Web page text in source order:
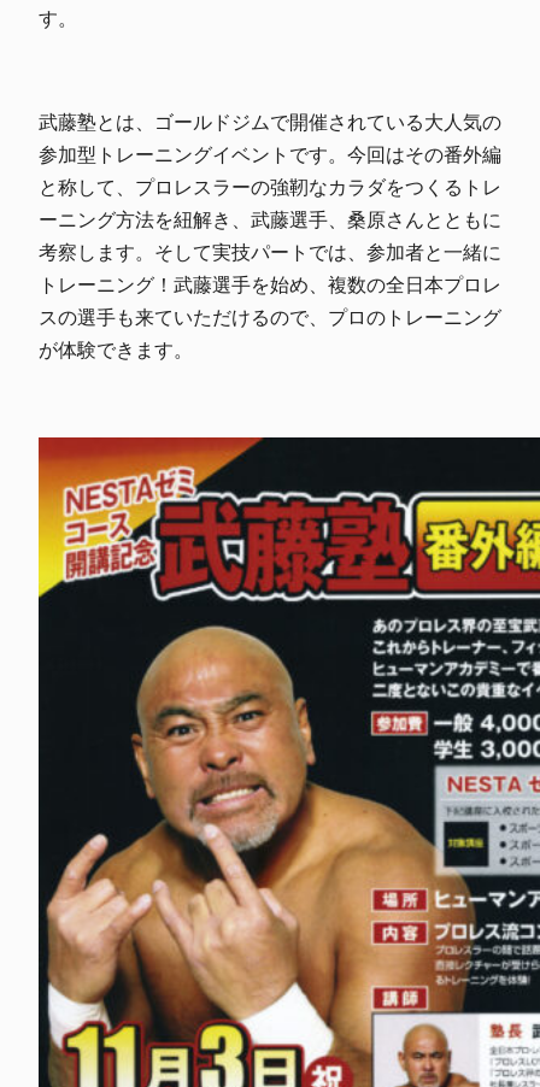
す。
武藤塾とは、ゴールドジムで開催されている大人気の
参加型トレーニングイベントです。今回はその番外編
と称して、プロレスラーの強靭なカラダをつくるトレ
ーニング方法を紐解き、武藤選手、桑原さんとともに
考察します。そして実技パートでは、参加者と一緒に
トレーニング！武藤選手を始め、複数の全日本プロレ
スの選手も来ていただけるので、プロのトレーニング
が体験できます。